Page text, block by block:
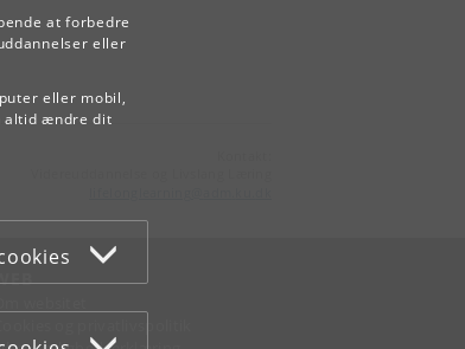
at forbedre
eller
eller mobil,
altid ændre dit